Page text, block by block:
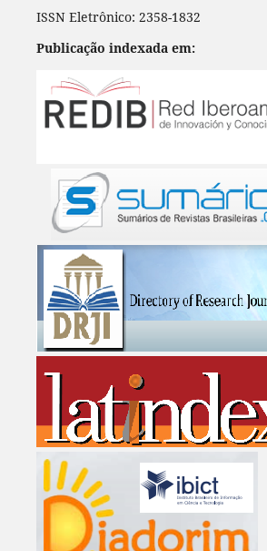
ISSN Eletrônico: 2358-1832
Publicação indexada em: